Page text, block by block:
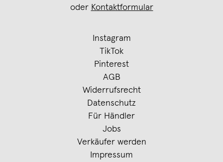
oder Kontaktformular
Instagram
TikTok
Pinterest
AGB
Widerrufsrecht
Datenschutz
Für Händler
Jobs
Verkäufer werden
Impressum